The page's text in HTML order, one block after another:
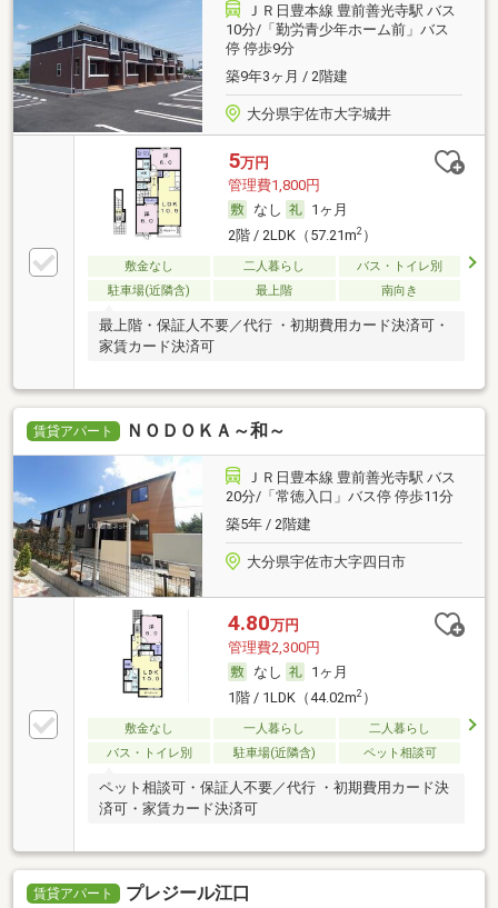
ＪＲ日豊本線 豊前善光寺駅 バス
10分/「勤労青少年ホーム前」バス
停 停歩9分
築9年3ヶ月 / 2階建
大分県宇佐市大字城井
5万円
管理費1,800円
なし
1ヶ月
2階 / 2LDK（57.21m2）
敷金なし 二人暮らし
バス・トイレ別
駐車場(近隣含)
最上階 南向き
最上階・保証人不要／代行 ・初期費用カード決済可・
家賃カード決済可
賃貸アパート ＮＯＤＯＫＡ～和～
ＪＲ日豊本線 豊前善光寺駅 バス
20分/「常徳入口」バス停 停歩11分
築5年 / 2階建
大分県宇佐市大字四日市
4.80万円
管理費2,300円
なし
1ヶ月
1階 / 1LDK（44.02m2）
敷金なし 一人暮らし
二人暮らし
バス・トイレ別
駐車場(近隣含) ペット相談可
ペット相談可・保証人不要／代行 ・初期費用カード決
済可・家賃カード決済可
賃貸アパート プレジール江口